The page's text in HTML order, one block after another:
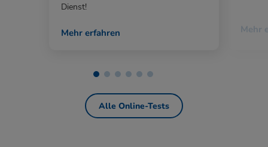
Dienst!
Mehr erfahren Mehr
Alle Online-Tests